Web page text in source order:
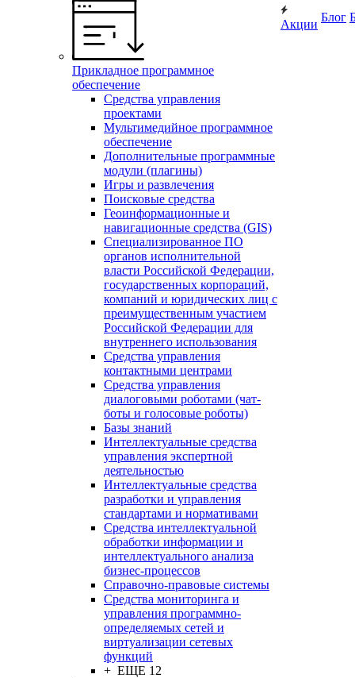
Прикладное программное
обеспечение
Средства управления
проектами
Мультимедийное программное
обеспечение
Дополнительные программные
модули (плагины)
Игры и развлечения
Поисковые средства
Геоинформационные и
навигационные средства (GIS)
Специализированное ПО
органов исполнительной
власти Российской Федерации,
государственных корпораций,
компаний и юридических лиц с
преимущественным участием
Российской Федерации для
внутреннего использования
Средства управления
контактными центрами
Средства управления
диалоговыми роботами (чат-
боты и голосовые роботы)
Базы знаний
Интеллектуальные средства
управления экспертной
деятельностью
Интеллектуальные средства
разработки и управления
стандартами и нормативами
Средства интеллектуальной
обработки информации и
интеллектуального анализа
бизнес-процессов
Справочно-правовые системы
Средства мониторинга и
управления программно-
определяемых сетей и
виртуализации сетевых
функций
+ ЕЩЕ 12
Акции
Блог